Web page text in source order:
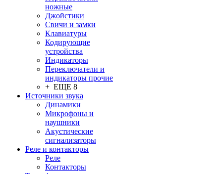
ножные
Джойстики
Свичи и замки
Клавиатуры
Кодирующие
устройства
Индикаторы
Переключатели и
индикаторы прочие
+ ЕЩЕ 8
Источники звука
Динамики
Микрофоны и
наушники
Акустические
сигнализаторы
Реле и контакторы
Реле
Контакторы